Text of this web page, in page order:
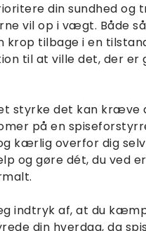
din sundhed og
vil op i vægt. Både
krop tilbage i en
til at ville det, der er
styrke det kan kræve
på en
kærlig overfor dig
og gøre dét, du ved
indtryk af, at du
din hverdag, da